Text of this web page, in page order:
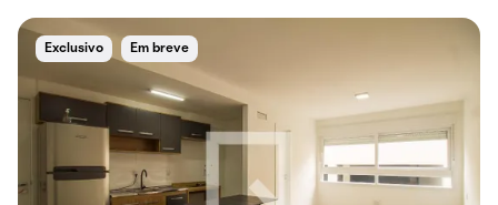
Exclusivo Em breve